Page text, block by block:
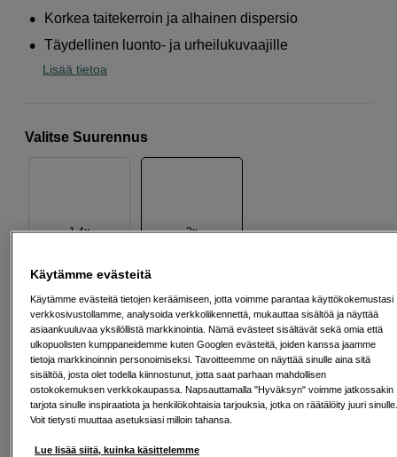
Korkea taitekerroin ja alhainen dispersio
Täydellinen luonto- ja urheilukuvaajille
Lisää tietoa
Valitse Suurennus
1.4x 2x
749 EUR
Lisää ostoskoriin
Maksa Svea-erämaksulla
Käytämme evästeitä
Käytämme evästeitä tietojen keräämiseen, jotta voimme parantaa käyttökokemustasi
verkkosivustollamme, analysoida verkkoliikennettä, mukauttaa sisältöä ja näyttää
asiaankuuluvaa yksilöllistä markkinointia. Nämä evästeet sisältävät sekä omia että
ulkopuolisten kumppaneidemme kuten Googlen evästeitä, joiden kanssa jaamme
tietoja markkinoinnin personoimiseksi. Tavoitteemme on näyttää sinulle aina sitä
sisältöä, josta olet todella kiinnostunut, jotta saat parhaan mahdollisen
ostokokemuksen verkkokaupassa. Napsauttamalla "Hyväksyn" voimme jatkossakin
tarjota sinulle inspiraatiota ja henkilökohtaisia tarjouksia, jotka on räätälöity juuri
Voit tietysti muuttaa asetuksiasi milloin tahansa.
Lue lisää siitä, kuinka käsittelemme